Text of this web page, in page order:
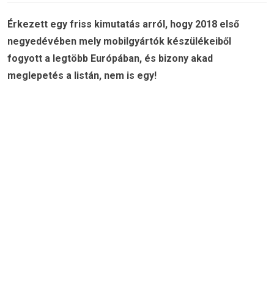
Érkezett egy friss kimutatás arról, hogy 2018 első
negyedévében mely mobilgyártók készülékeiből
fogyott a legtöbb Európában, és bizony akad
meglepetés a listán, nem is egy!